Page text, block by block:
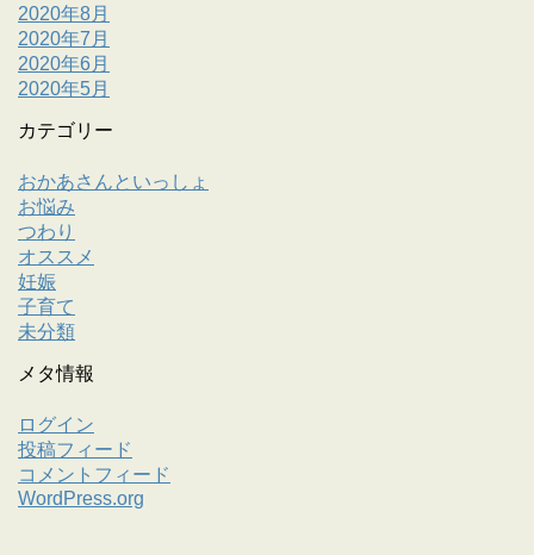
2020年8月
2020年7月
2020年6月
2020年5月
カテゴリー
おかあさんといっしょ
お悩み
つわり
オススメ
妊娠
子育て
未分類
メタ情報
ログイン
投稿フィード
コメントフィード
WordPress.org